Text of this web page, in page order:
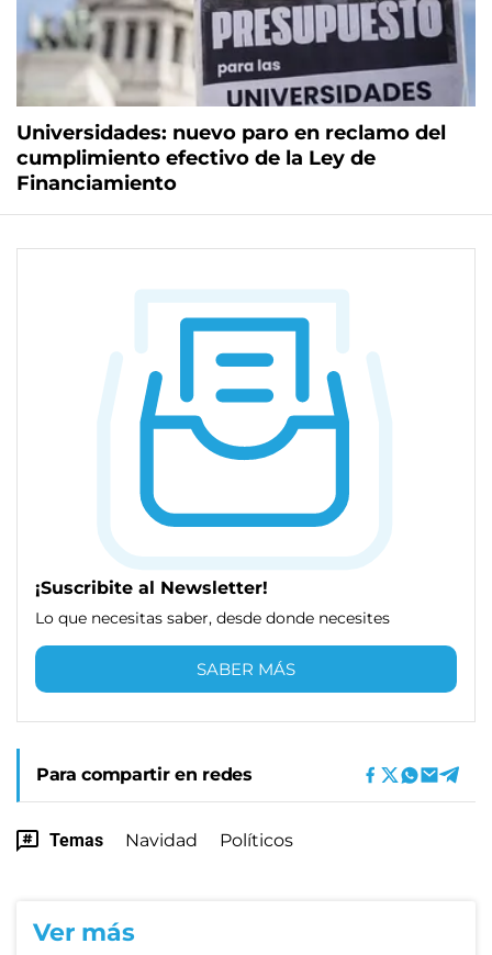
Universidades: nuevo paro en reclamo del
cumplimiento efectivo de la Ley de
Financiamiento
¡Suscribite al Newsletter!
Lo que necesitas saber, desde donde necesites
SABER MÁS
Para compartir en redes
Temas Navidad Políticos
Ver más